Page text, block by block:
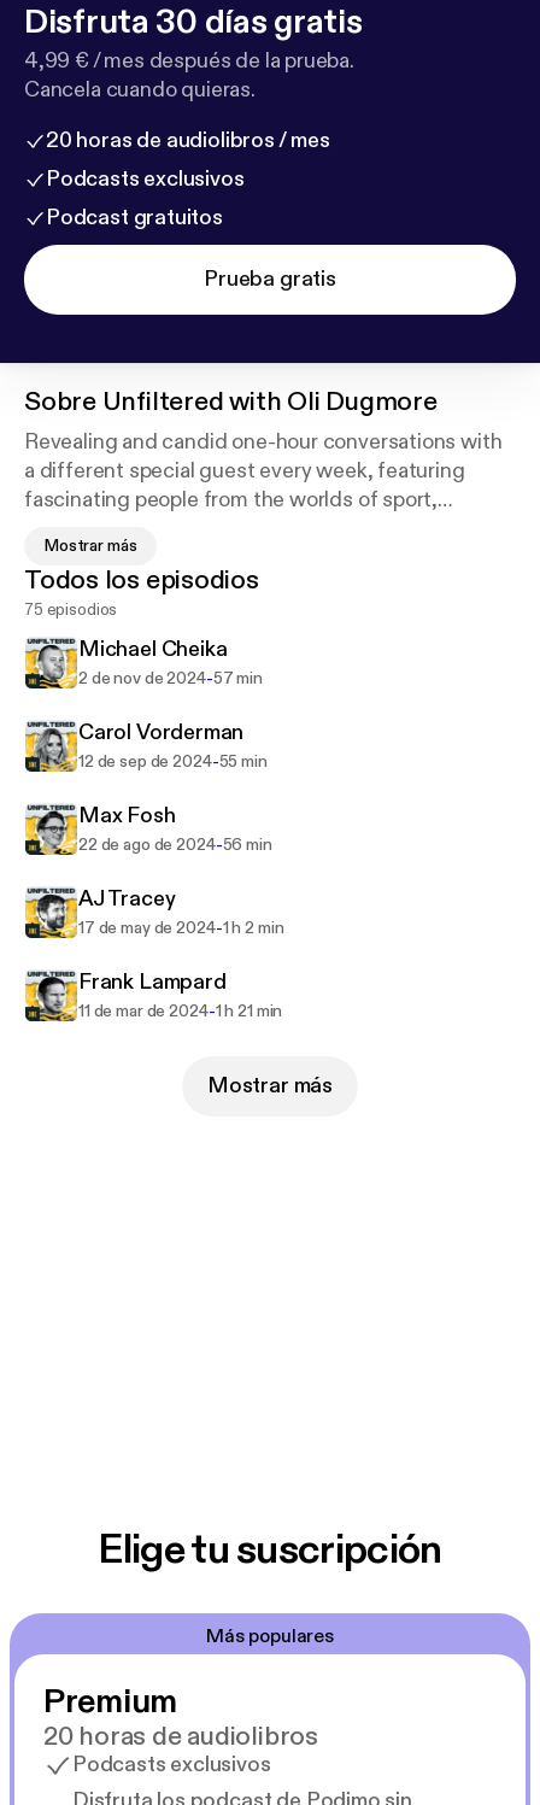
Disfruta 30 días gratis
4,99 € / mes después de la prueba.
Cancela cuando quieras.
20 horas de audiolibros / mes
Podcasts exclusivos
Podcast gratuitos
Prueba gratis
Sobre Unfiltered with Oli Dugmore
Revealing and candid one-hour conversations with
a different special guest every week, featuring
fascinating people from the worlds of sport,
Subscribe to get a brand new episode every
Thursday. Hosted on Acast. See acast.com/privacy
for more information.
Mostrar más
Todos los episodios
75 episodios
Michael Cheika
2 de nov de 2024-57 min
Carol Vorderman
12 de sep de 2024-55 min
Max Fosh
22 de ago de 2024-56 min
AJ Tracey
17 de may de 2024-1 h 2 min
Frank Lampard
11 de mar de 2024-1 h 21 min
Mostrar más
Elige tu suscripción
Más populares
Premium
20 horas de audiolibros
Podcasts exclusivos